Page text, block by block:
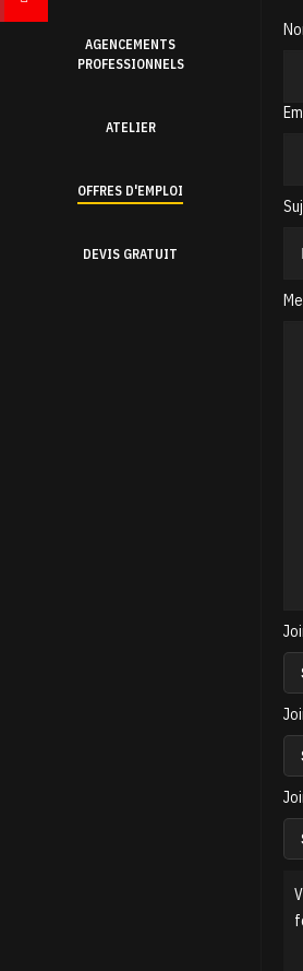
AGENCEMENTS
PROFESSIONNELS
ATELIER
OFFRES D'EMPLOI
DEVIS GRATUIT